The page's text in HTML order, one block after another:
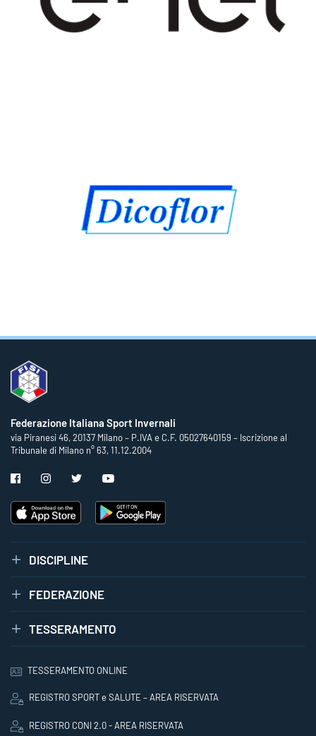
Federazione Italiana Sport Invernali
via Piranesi 46, 20137 Milano – P.IVA e C.F. 05027640159 – Iscrizione al
Tribunale di Milano n° 63, 11.12.2004
DISCIPLINE
FEDERAZIONE
TESSERAMENTO
TESSERAMENTO ONLINE
REGISTRO SPORT e SALUTE – AREA RISERVATA
REGISTRO CONI 2.0 - AREA RISERVATA